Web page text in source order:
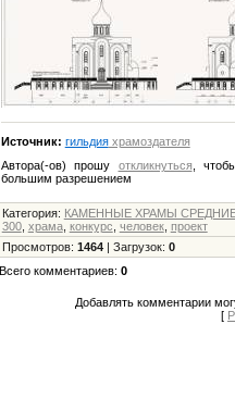
Источник: гильдияхрамоздателя
Автора(-ов) прошу откликнуться ,
большим разрешением
Категория: КАМЕННЫЕ ХРАМЫ СРЕДНИЕ
300, храма, конкурс человек, проект
Просмотров: 1464| Загрузок: 0
Всего комментариев: 0
Добавлять комментарии
[